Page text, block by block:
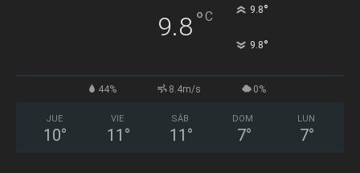
9.8°C 9.8°
9.8°
44% 8.4m/s 0%
JUE
10°
VIE
11 °
SÁB
11 °
DOM
7°
LUN
7°